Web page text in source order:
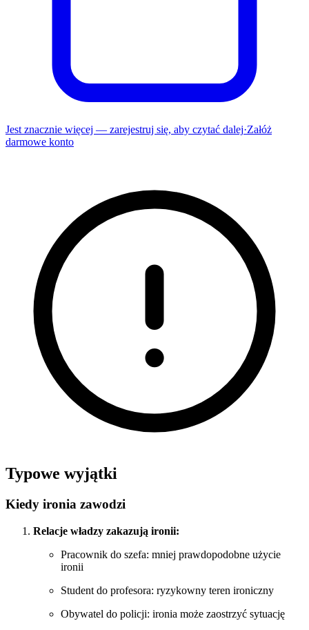
Jest znacznie więcej — zarejestruj się, aby czytać dalej·Załóż
darmowe konto
Typowe wyjątki
Kiedy ironia zawodzi
Relacje władzy zakazują ironii:
Pracownik do szefa: mniej prawdopodobne użycie
ironii
Student do profesora: ryzykowny teren ironiczny
Obywatel do policji: ironia może zaostrzyć sytuację